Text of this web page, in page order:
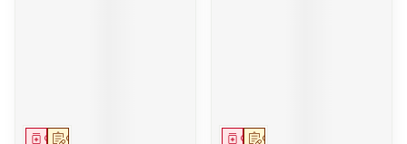
Op voorschrift
Geneesmiddel Op voorschrift
Geneesmiddel